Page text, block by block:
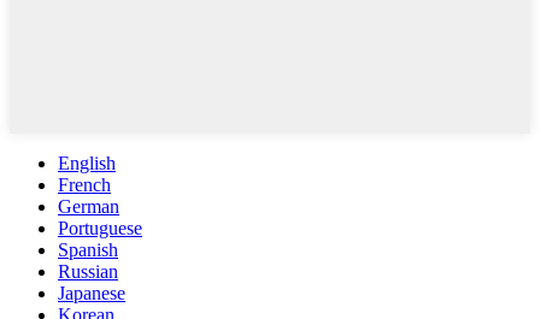
English
French
German
Portuguese
Spanish
Russian
Japanese
Korean